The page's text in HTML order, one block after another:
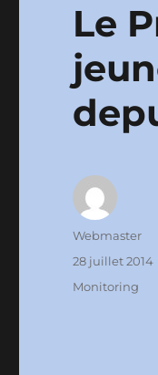
Le
Auteur
Webmaster
Publié
28 juillet 2014
Catégories
Monitoring